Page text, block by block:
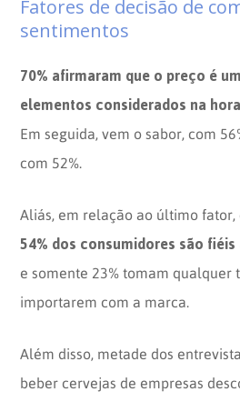
Fatores de decisão de
sentimentos
70% afirmaram que o preço é
elementos considerados na
Em seguida, vem o sabor, com
com 52%.
Aliás, em relação ao último
54% dos consumidores são
e somente 23% tomam qualquer
importarem com a marca.
Além disso, metade dos
beber cervejas de empresas